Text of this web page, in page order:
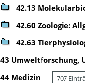
42.13
42.60 Zoologie:
42.63
43 Umweltforschung,
44 Medizin 707